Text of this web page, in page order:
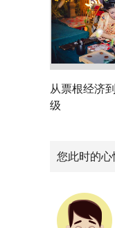
从票根经济
级
您此时的心